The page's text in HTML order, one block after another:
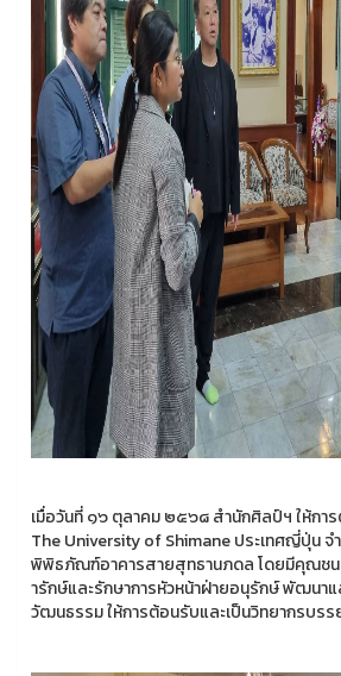
เมื่อวันที่ ๑๖ ตุลาคม ๒๕๖๘ สำนักศิลป์ฯ ให้กา
The University of Shimane ประเทศญี่ปุ่น จำ
พิพิธภัณฑ์อาคารสายสุทธานภดล โดยมีคุณช
ารักษ์และรักษาการหัวหน้าฝ่ายอนุรักษ์ พัฒนาแ
วัฒนธรรม ให้การต้อนรับและเป็นวิทยากรบรร